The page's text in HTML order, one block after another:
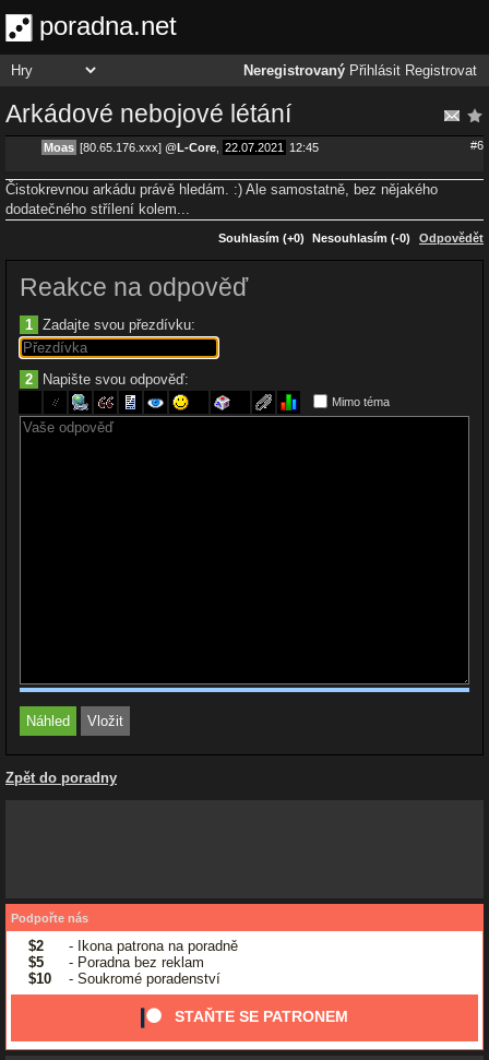
poradna.net
Neregistrovaný Přihlásit Registrovat
Arkádové nebojové létání
Moas [80.65.176.xxx] @L-Core 22.07.2021 12:45 #6
Čistokrevnou arkádu právě hledám. :) Ale samostatně, bez nějakého
dodatečného střílení kolem...
Souhlasím (+0) Nesouhlasím (-0) Odpovědět
Reakce na odpověď
1 Zadajte svou přezdívku:
2 Napište svou odpověď:
Mimo téma
Zpět do poradny
Podpořte nás
$2
- Ikona patrona na poradně
$5
- Poradna bez reklam
$10
- Soukromé poradenství
STAŇTE SE PATRONEM